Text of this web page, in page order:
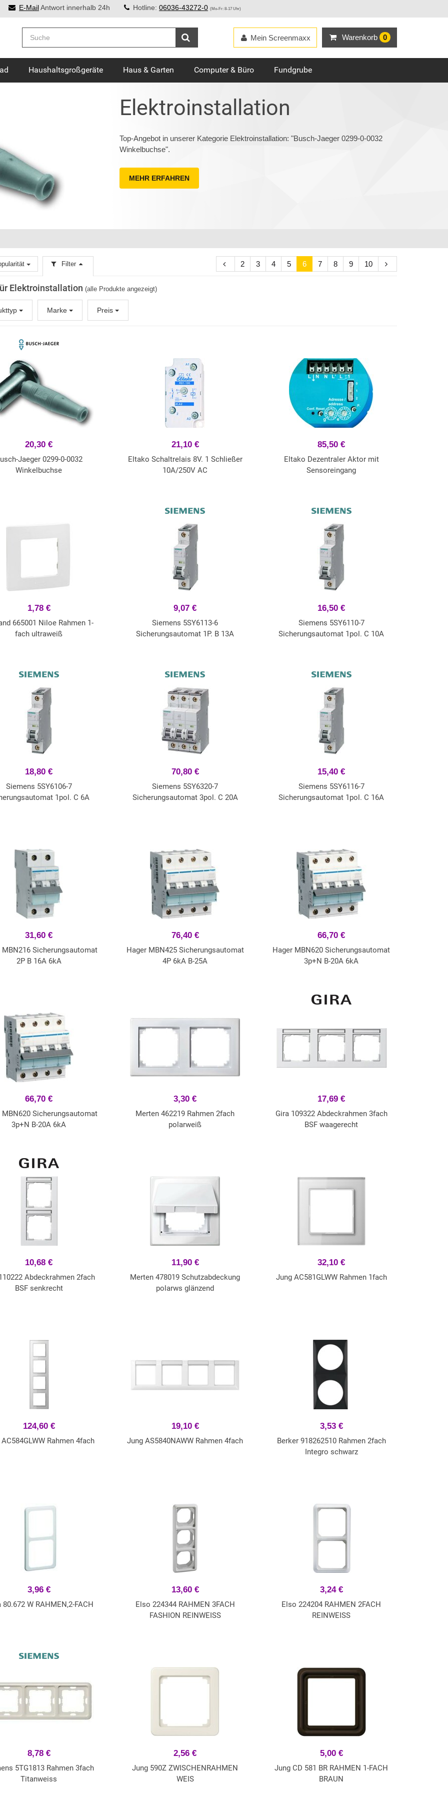
E-MailAntwort innerhalb 24h Hotline: 06036-43272-0 (Mo-Fr: 8-17 Uhr)
Warenkorb 0
Mein Screenmaxx
Haushaltsgroßgeräte Haus & Garten Computer & Büro Fundgrube
Elektroinstallation
Top-Angebot in unserer Kategorie Elektroinstallation: "Busch-Jaeger 0299-0-0032
Winkelbuchse".
MEHR ERFAHREN
2 3 4 5 6 7 8 9 10
Filter
Elektroinstallation (alle Produkte angezeigt)
Marke Preis
20,30 €
Jaeger 0299-0-0032
Winkelbuchse
21,10 €
Eltako Schaltrelais 8V. 1 Schließer
10A/250V AC
85,50 €
Eltako Dezentraler Aktor mit
Sensoreingang
1,78 €
665001 Niloe Rahmen 1-
fach ultraweiß
9,07 €
Siemens 5SY6113-6
Sicherungsautomat 1P. B 13A
16,50 €
Siemens 5SY6110-7
Sicherungsautomat 1pol. C 10A
18,80 €
Siemens 5SY6106-7
1pol. C 6A
70,80 €
Siemens 5SY6320-7
Sicherungsautomat 3pol. C 20A
15,40 €
Siemens 5SY6116-7
Sicherungsautomat 1pol. C 16A
31,60 €
MBN216 Sicherungsautomat
2P B 16A 6kA
76,40 €
Hager MBN425 Sicherungsautomat
4P 6kA B-25A
66,70 €
Hager MBN620 Sicherungsautomat
3p+N B-20A 6kA
66,70 €
MBN620 Sicherungsautomat
3p+N B-20A 6kA
3,30 €
Merten 462219 Rahmen 2fach
polarweiß
17,69 €
Gira 109322 Abdeckrahmen 3fach
BSF waagerecht
10,68 €
Abdeckrahmen 2fach
BSF senkrecht
11,90 €
Merten 478019 Schutzabdeckung
polarws glänzend
32,10 €
Jung AC581GLWW Rahmen 1fach
124,60 €
Rahmen 4fach
19,10 €
Jung AS5840NAWW Rahmen 4fach
3,53 €
Berker 918262510 Rahmen 2fach
Integro schwarz
3,96 €
80.672 W RAHMEN,2-FACH
13,60 €
Elso 224344 RAHMEN 3FACH
FASHION REINWEISS
3,24 €
Elso 224204 RAHMEN 2FACH
REINWEISS
8,78 €
5TG1813 Rahmen 3fach
Titanweiss
2,56 €
Jung 590Z ZWISCHENRAHMEN
WEIS
5,00 €
Jung CD 581 BR RAHMEN 1-FACH
BRAUN